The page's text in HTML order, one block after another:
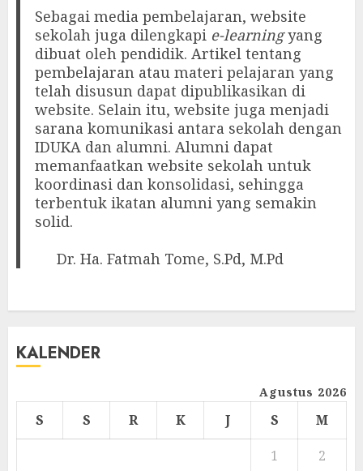
Sebagai media pembelajaran, website
sekolah juga dilengkapi e-learningyang
dibuat oleh pendidik. Artikel tentang
pembelajaran atau materi pelajaran yang
telah disusun dapat dipublikasikan di
website. Selain itu, website juga menjadi
sarana komunikasi antara sekolah dengan
IDUKA dan alumni. Alumni dapat
memanfaatkan website sekolah untuk
koordinasi dan konsolidasi, sehingga
terbentuk ikatan alumni yang semakin
solid.
Dr. Ha. Fatmah Tome, S.Pd, M.Pd
KALENDER
Agustus 2026
S S R K J S
M
1
2